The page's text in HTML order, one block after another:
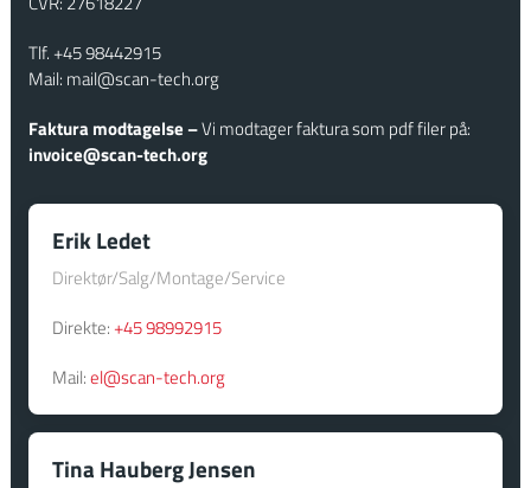
​Tlf. +45 98442915
Mail: mail@scan​-tech.org​
Faktura modtagelse –Vi modtager faktura som pdf filer på:​
invoice@scan-tech.org
​Erik Ledet
Direktør/Salg/Montage/Service
Direkte: +45 98992915
Mail:el@scan-tech.org
​Tina Hauberg Jensen​